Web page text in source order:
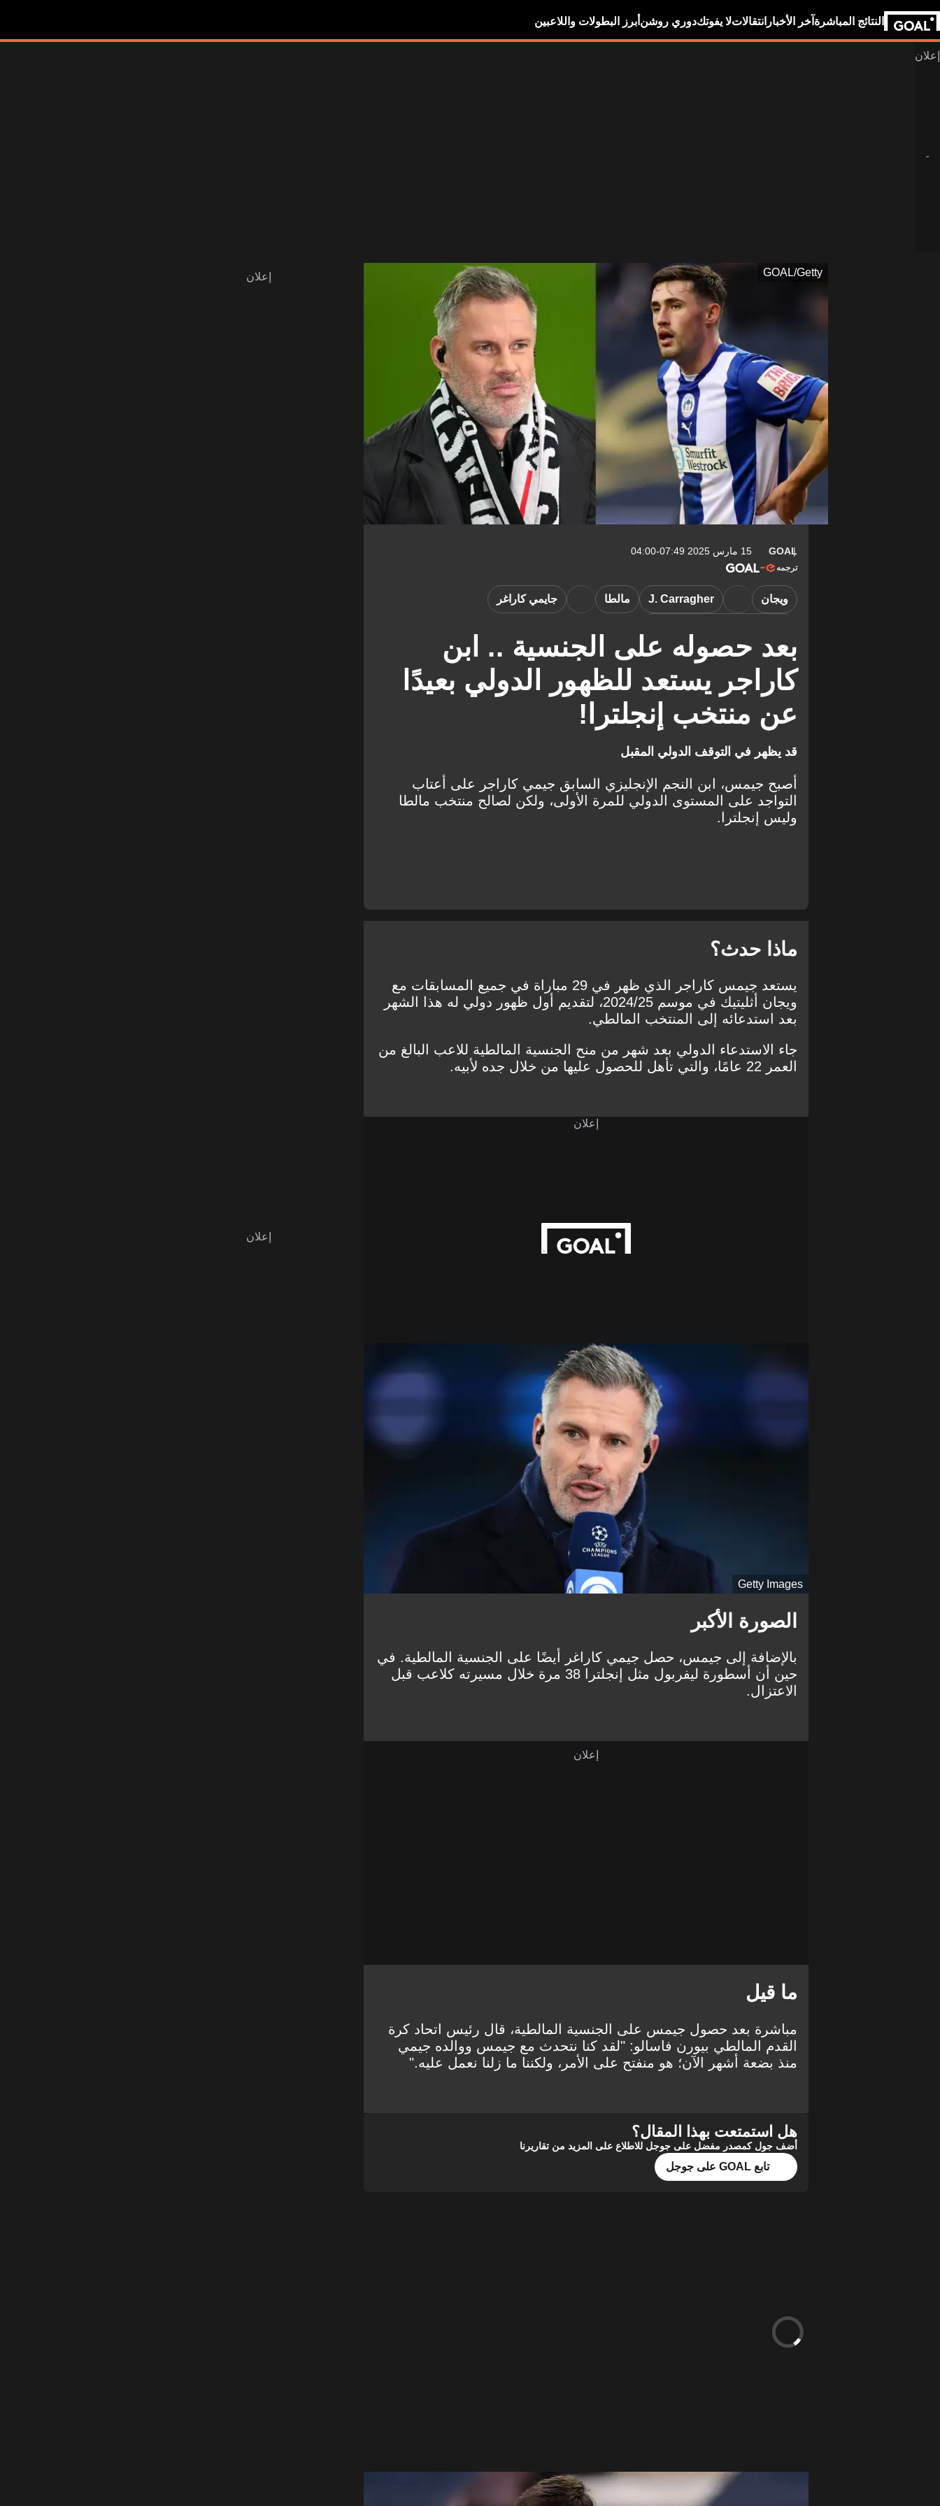
النتائج المباشرة آخر الأخبار انتقالاتلا يفوتكدوري روشن أبرز البطولات واللاعبين
GOAL/Getty
GOAL 15 مارس 2025 07:49-04:00
ترجمه
بعد حصوله على الجنسية .. ابن
كاراجر يستعد للظهور الدولي بعيدًا
عن منتخب إنجلترا!
ويجان J. Carragher مالطا جايمي كاراغر
قد يظهر في التوقف الدولي المقبل
أصبح جيمس، ابن النجم الإنجليزي السابق جيمي كاراجر على أعتاب
التواجد على المستوى الدولي للمرة الأولى، ولكن لصالح منتخب مالطا
وليس إنجلترا.
ماذا حدث؟
يستعد جيمس كاراجر الذي ظهر في 29 مباراة في جميع المسابقات مع
ويجان أثليتيك في موسم 2024/25، لتقديم أول ظهور دولي له هذا الشهر
بعد استدعائه إلى المنتخب المالطي.
جاء الاستدعاء الدولي بعد شهر من منح الجنسية المالطية للاعب البالغ من
العمر 22 عامًا، والتي تأهل للحصول عليها من خلال جده لأبيه.
إعلان
Getty Images
الصورة الأكبر
بالإضافة إلى جيمس، حصل جيمي كاراغر أيضًا على الجنسية المالطية. في
حين أن أسطورة ليفربول مثل إنجلترا 38 مرة خلال مسيرته كلاعب قبل
الاعتزال.
ما قيل
مباشرة بعد حصول جيمس على الجنسية المالطية، قال رئيس اتحاد كرة
القدم المالطي بيورن فاسالو: "لقد كنا نتحدث مع جيمس ووالده جيمي
منذ بضعة أشهر الآن؛ هو منفتح على الأمر، ولكننا ما زلنا نعمل عليه."
هل استمتعت بهذا المقال؟
أضف جول كمصدر مفضل على جوجل للاطلاع على المزيد من تقاريرنا
تابع GOAL على جوجل